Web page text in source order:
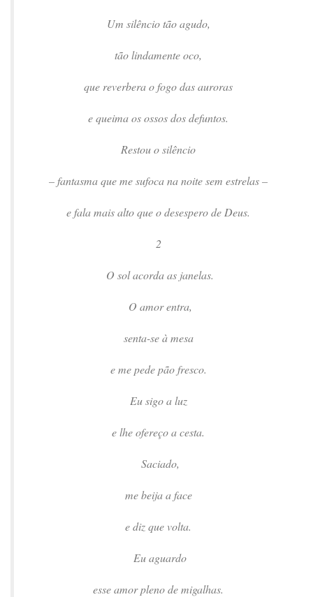
Um silêncio tão agudo,
tão lindamente oco,
que reverbera o fogo das auroras
e queima os ossos dos defuntos.
Restou o silêncio
– fantasma que me sufoca na noite sem estrelas –
e fala mais alto que o desespero de Deus.
2
O sol acorda as janelas.
O amor entra,
senta-se à mesa
e me pede pão fresco.
Eu sigo a luz
e lhe ofereço a cesta.
Saciado,
me beija a face
e diz que volta.
Eu aguardo
esse amor pleno de migalhas.